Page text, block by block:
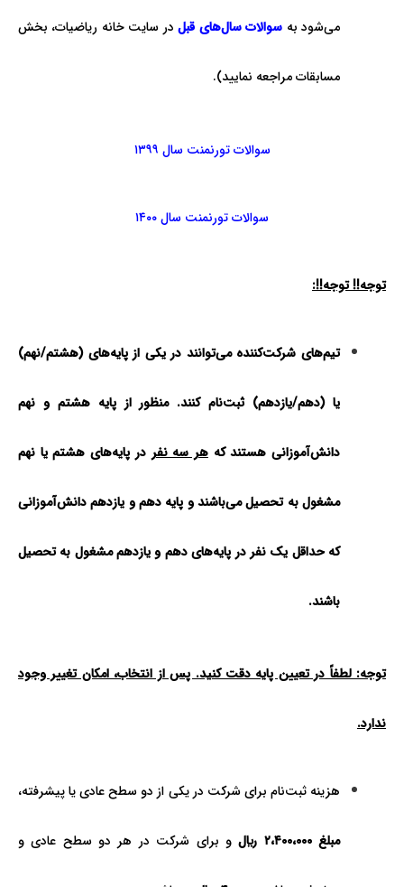
می‌شود به سوالات سال‌های قبلدر سایت خانه ریاضیات، بخش
مسابقات مراجعه نمایید).
سوالات تورنمنت سال ۱۳۹۹
سوالات تورنمنت سال ۱۴۰۰
توجه!! توجه!!:
تیم‌های شرکت‌کننده می‌توانند در یکی از پایه‌های(هشتم/نهم)
یا (دهم/یازدهم) ثبت‌نام کنند. منظور از پایه هشتم و نهم
دانش‌آموزانی هستند کههر سه نفر در پایه‌های هشتم یا نهم
مشغول به تحصیل می‌باشند و پایه دهم و یازدهمدانش‌آموزانی
که حداقل یک نفر در پایه‌های دهم و یازدهم مشغول به تحصیل
باشند.
توجه: لطفاً در تعیین پایه دقت کنید. پس از انتخاب، امکان تغییر وجود
ندارد.
هزینه ثبت‌نام برای شرکت در یکی از دو سطح عادی یا پیشرفته،
مبلغ ۲،۴۰۰،۰۰۰ ريال و برای شرکت در هر دو سطح عادی و